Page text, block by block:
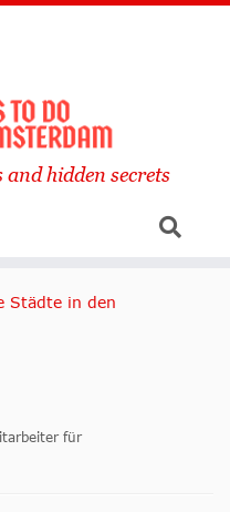
hidden secrets
Städte in den
für